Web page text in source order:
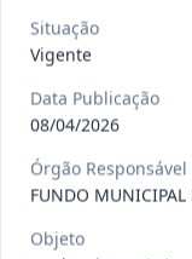
Situação
011-
2023
Termo
Inicial
na
Situação
Vigente
Data Publicação
08/04/2026
Órgão Responsável
FUNDO MUNICIPAL
Objeto